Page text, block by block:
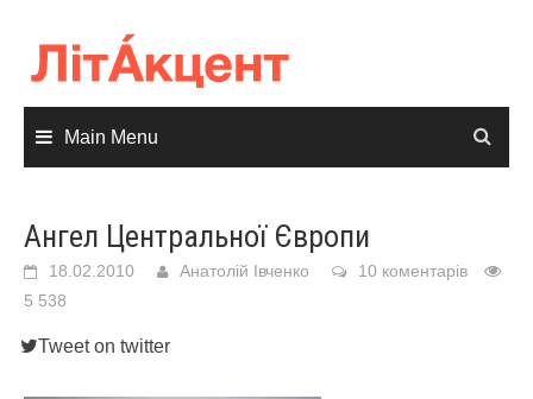
content
Main Menu
Ангел Центральної Європи
18.02.2010 Анатолій Івченко
10 коментарів
5 538
Tweet on twitter